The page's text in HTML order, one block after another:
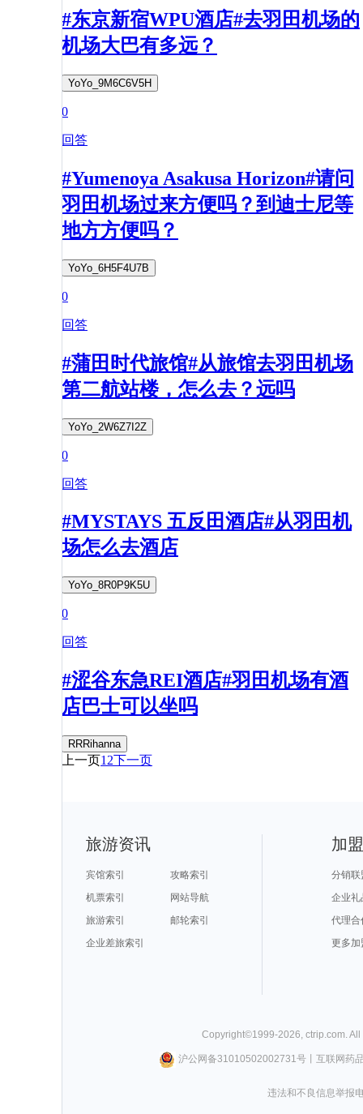
#东京新宿WPU酒店#去羽田机场的
机场大巴有多远？
YoYo_9M6C6V5H
0
回答
#Yumenoya Asakusa Horizon#请问
羽田机场过来方便吗？到迪士尼等
地方方便吗？
YoYo_6H5F4U7B
0
回答
#蒲田时代旅馆#从旅馆去羽田机场
第二航站楼，怎么去？远吗
YoYo_2W6Z7I2Z
0
回答
#MYSTAYS 五反田酒店#从羽田机
场怎么去酒店
YoYo_8R0P9K5U
0
回答
#涩谷东急REI酒店#羽田机场有酒
店巴士可以坐吗
RRRihanna
上一页1 2下一页
旅游资讯
宾馆索引
攻略索引
机票索引
网站导航
旅游索引
邮轮索引
企业差旅索引
加
分销联
企业礼
代理合
更多加
Copyright©1999-2026, ctrip.com.
沪公网备31010502002731号丨 互联网药
违法和不良信息举报